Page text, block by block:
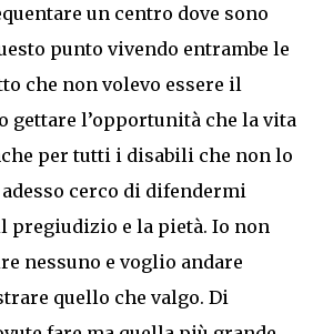
un centro dove sono
punto vivendo entrambe le
che non volevo essere il
gettare l’opportunità che la vita
per tutti i disabili che non lo
cerco di difendermi
pregiudizio e la pietà. Io non
nessuno e voglio andare
quello che valgo. Di